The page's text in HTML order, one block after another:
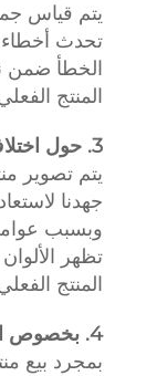
يتم قياس
تحدث أخطاء
المنتج
3. حول اختلاف الألوان
يتم تصوير
جهدنا
وبسبب
تظهر
المنتج
4. بخصوص الإرجاع
بمجرد بيع